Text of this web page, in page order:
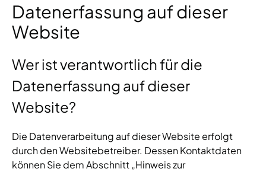
Datenerfassung auf dieser
Website
Wer ist verantwortlich für die
Datenerfassung auf dieser
Website?
Die Datenverarbeitung auf dieser Website erfolgt
durch den Websitebetreiber. Dessen Kontaktdaten
können Sie dem Abschnitt „Hinweis zur